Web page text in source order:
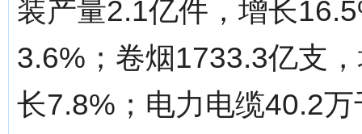
装产量2.1亿件，增长
3.6%；卷烟1733.3亿支
长7.8%；电力电缆40.2